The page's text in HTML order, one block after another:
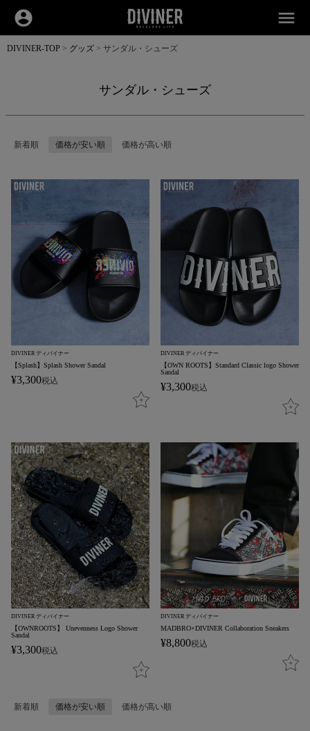
account_circle menu
DIVINER-TOP グッズ サンダル・シューズ
サンダル・シューズ
新着順 価格が安い順 価格が高い順
DIVINER ディバイナー
【Splash】Splash Shower Sandal
¥3,300税込
DIVINER ディバイナー
【OWN ROOTS】Standard Classic logo Shower
Sandal
¥3,300税込
DIVINER ディバイナー
【OWNROOTS】 Unevenness Logo Shower
Sandal
¥3,300税込
DIVINER ディバイナー
MADBRO×DIVINER Collaboration Sneakers
¥8,800税込
新着順 価格が安い順 価格が高い順